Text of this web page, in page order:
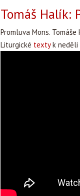
Tomáš Halík:
Promluva Mons. Tomáše
Liturgické textyk neděli